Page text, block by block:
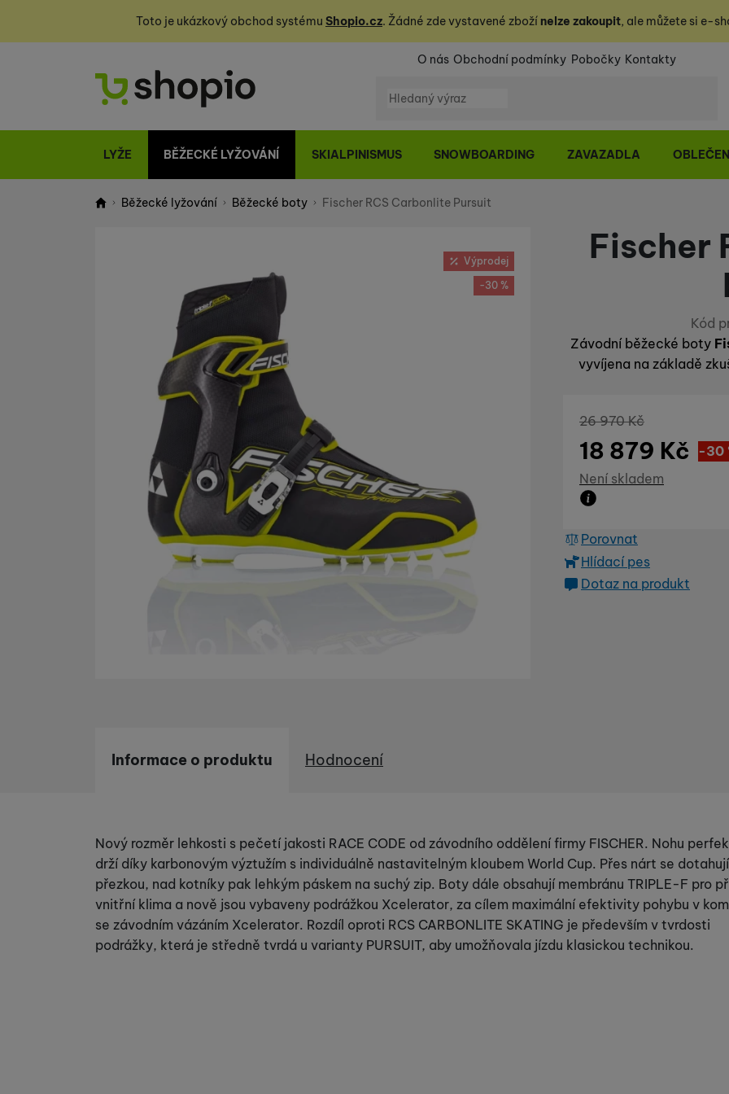
Toto je ukázkový obchod systému Shopio.cz. Žádné zde vystavené zboží nelze zakoupit, ale můžete si e-
O nás Obchodní podmínky Pobočky Kontakty
Vyhledávání
LYŽE BĚŽECKÉ LYŽOVÁNÍ SKIALPINISMUS SNOWBOARDING ZAVAZADLA
Běžecké lyžování Běžecké boty Fischer RCS Carbonlite Pursuit
Fischer
Kód
Závodní běžecké boty
vyvíjena na základě
Dostupnost
Není skladem
Původní cena
26 970Kč
8
(
-30
18 879 Kč
Porovnat
Hlídací pes
Dotaz na produkt
Výprodej
-30 %
Informace o produktu Hodnocení
Nový rozměr lehkosti s pečetí jakosti RACE CODE od závodního oddělení firmy FISCHER. Nohu
drží díky karbonovým výztužím s individuálně nastavitelným kloubem World Cup. Přes nárt se dotahují
přezkou, nad kotníky pak lehkým páskem na suchý zip. Boty dále obsahují membránu TRIPLE-F pro
vnitřní klima a nově jsou vybaveny podrážkou Xcelerator, za cílem maximální efektivity pohybu v
se závodním vázáním Xcelerator. Rozdíl oproti RCS CARBONLITE SKATING je především v tvrdosti
podrážky, která je středně tvrdá u varianty PURSUIT, aby umožňovala jízdu klasickou technikou.